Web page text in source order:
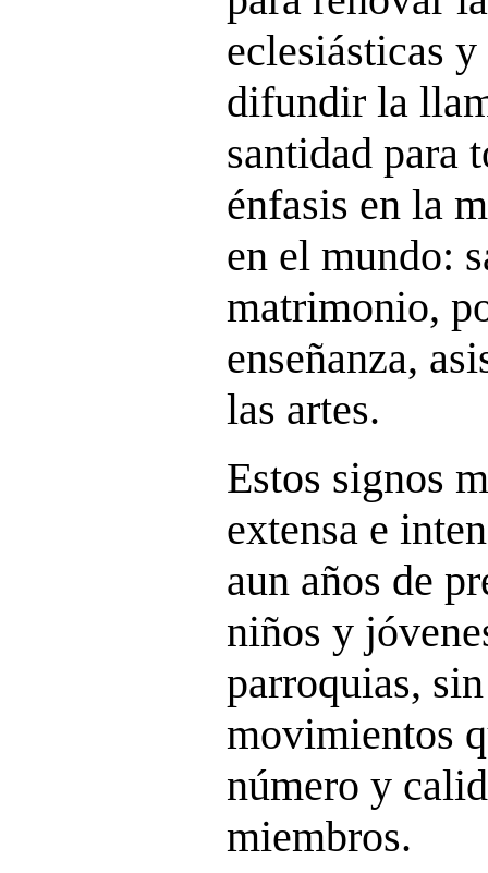
eclesiásticas
difundir la
santidad para
énfasis en la
en el mundo:
matrimonio,
enseñanza,
las artes.
Estos signos
extensa e
aun años de
niños y
parroquias,
movimientos
número y
miembros.